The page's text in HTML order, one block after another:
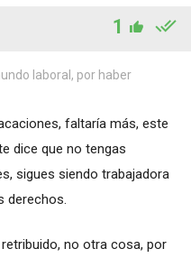
1
laboral, por haber
faltaría más, este
dice que no tengas
sigues siendo trabajadora
derechos.
no otra cosa, por